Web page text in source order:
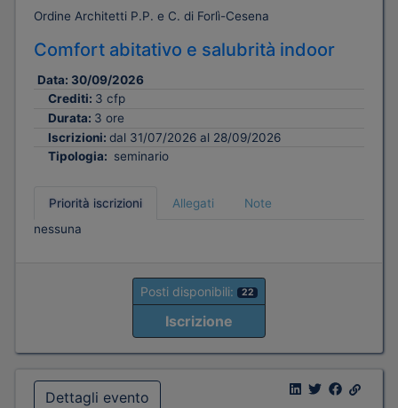
Ordine Architetti P.P. e C. di Forlì-Cesena
Comfort abitativo e salubrità indoor
Data: 30/09/2026
Crediti: 3 cfp
Durata: 3 ore
Iscrizioni: dal 31/07/2026 al 28/09/2026
Tipologia: seminario
Priorità iscrizioni Allegati
Note
nessuna
Posti disponibili: 22
Iscrizione
Dettagli evento